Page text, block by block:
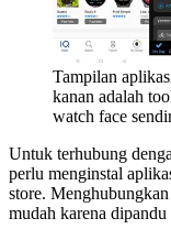
Tampilan
kanan adalah
watch face
Untuk terhubung
perlu menginstal
store.
mudah karena